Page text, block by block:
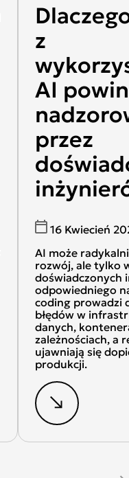
z
AI
przez
16 Kwiecień
AI może
rozwój, ale tylko
doświadczonych
odpowiedniego
coding prowadzi
błędów w
danych,
zależnościach, a
ujawniają się
produkcji.